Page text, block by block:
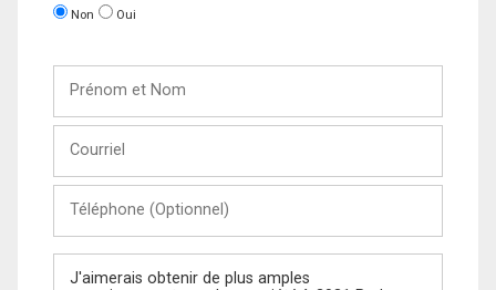
Non Oui
Nom
(Optionnel)
Message